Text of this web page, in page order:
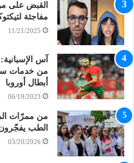
القبض على
مفاجئة
11/21/2025
آس
من خدمات
أبطال أوروبا
06/19/2023
من ممرّات
الطب
03/20/2026